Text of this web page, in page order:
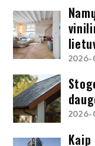
2026-
2026-